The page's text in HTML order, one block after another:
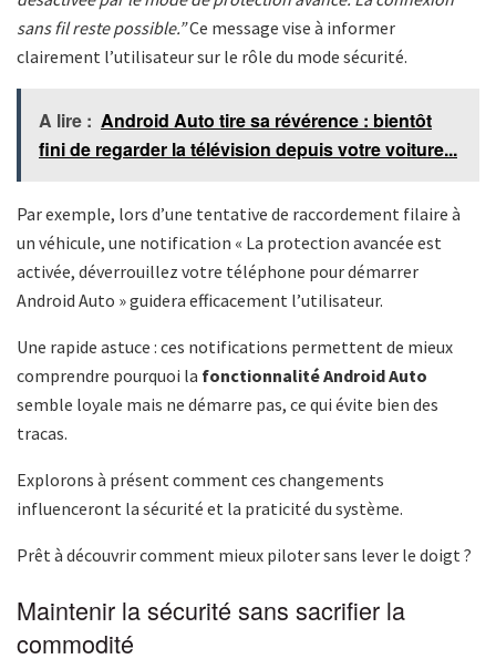
sans fil reste possible.”Ce message vise à informer
clairement l’utilisateur sur le rôle du mode sécurité.
A lire : Android Auto tire sa révérence : bientôt
fini de regarder la télévision depuis votre voiture...
Par exemple, lors d’une tentative de raccordement filaire à
un véhicule, une notification « La protection avancée est
activée, déverrouillez votre téléphone pour démarrer
Android Auto » guidera efficacement l’utilisateur.
Une rapide astuce : ces notifications permettent de mieux
comprendre pourquoi la fonctionnalité Android Auto
semble loyale mais ne démarre pas, ce qui évite bien des
tracas.
Explorons à présent comment ces changements
influenceront la sécurité et la praticité du système.
Prêt à découvrir comment mieux piloter sans lever le doigt ?
Maintenir la sécurité sans sacrifier la
commodité